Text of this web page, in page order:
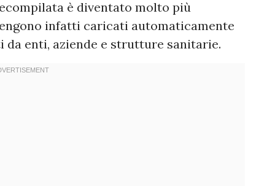
è diventato molto più
infatti caricati automaticamente
enti, aziende e strutture sanitarie.